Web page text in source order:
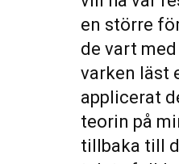
en större
de vart
varken läst
applicerat
teorin på
tillbaka till